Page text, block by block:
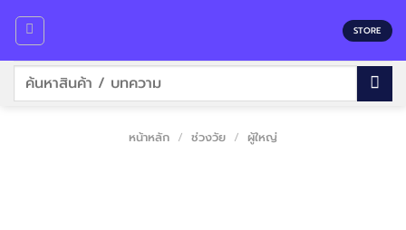
content
STORE
ค้นหา:
หน้าหลัก / ช่วงวัย / ผู้ใหญ่